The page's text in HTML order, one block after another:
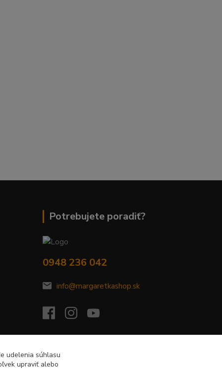
Potrebujete poradiť?
0948 236 042
info@margaretkashop.sk
udelenia súhlasu
upraviť alebo